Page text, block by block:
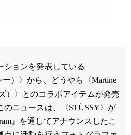
ションを発表している
ー）〉から、どうやら〈Martine
）〉とのコラボアイテムが発売
のニュースは、〈STÜSSY〉が
』を通してアナウンスしたこ